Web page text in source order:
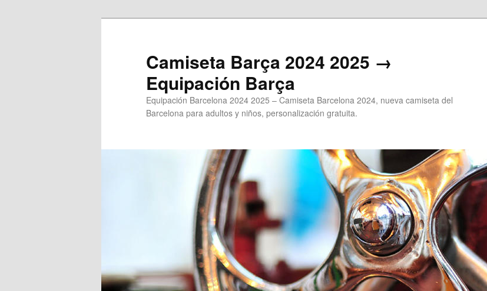
Camiseta Barça 2024 2025 →
Equipación Barça
Equipación Barcelona 2024 2025 – Camiseta Barcelona 2024, nueva camiseta del
Barcelona para adultos y niños, personalización gratuita.